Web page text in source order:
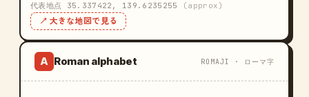
代表地点 35.337422, 139.6235255 (approx)
↗ 大きな地図で見る
A Roman alphabet ROMAJI · ローマ字